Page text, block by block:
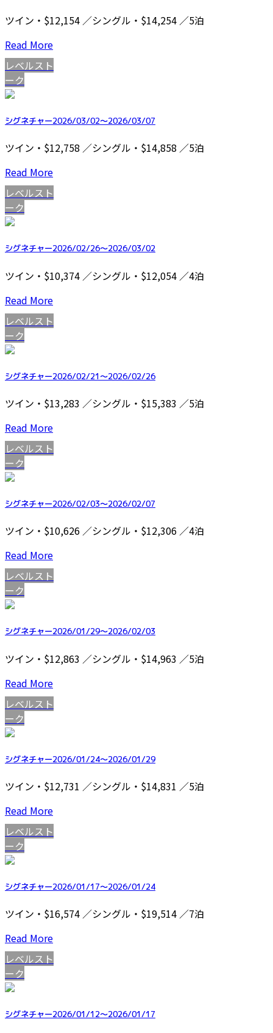
ツイン・$12,154 ／シングル・$14,254 ／5泊
Read More
レベルスト
ーク
シグネチャー2026/03/02～2026/03/07
ツイン・$12,758 ／シングル・$14,858 ／5泊
Read More
レベルスト
ーク
シグネチャー2026/02/26～2026/03/02
ツイン・$10,374 ／シングル・$12,054 ／4泊
Read More
レベルスト
ーク
シグネチャー2026/02/21～2026/02/26
ツイン・$13,283 ／シングル・$15,383 ／5泊
Read More
レベルスト
ーク
シグネチャー2026/02/03～2026/02/07
ツイン・$10,626 ／シングル・$12,306 ／4泊
Read More
レベルスト
ーク
シグネチャー2026/01/29～2026/02/03
ツイン・$12,863 ／シングル・$14,963 ／5泊
Read More
レベルスト
ーク
シグネチャー2026/01/24～2026/01/29
ツイン・$12,731 ／シングル・$14,831 ／5泊
Read More
レベルスト
ーク
シグネチャー2026/01/17～2026/01/24
ツイン・$16,574 ／シングル・$19,514 ／7泊
Read More
レベルスト
ーク
シグネチャー2026/01/12～2026/01/17